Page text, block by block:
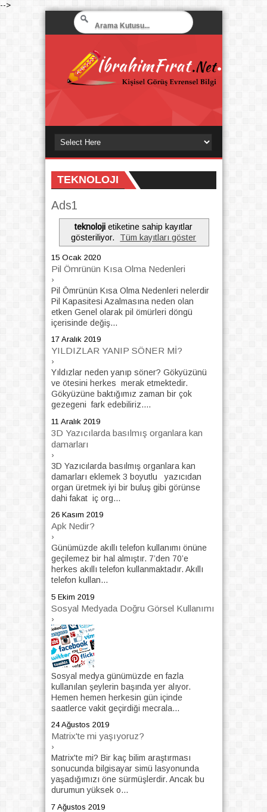
-->
TEKNOLOJI
Ads1
teknolojietiketine sahip kayıtlar
gösteriliyor.
Tüm kayıtları göster
15 Ocak 2020
Pil Ömrünün Kısa Olma Nedenleri
›
Pil Ömrünün Kısa Olma Nedenleri nelerdir
Pil Kapasitesi Azalmasına neden olan
etken Genel olarak pil ömürleri döngü
içerisinde değiş...
17 Aralık 2019
YILDIZLAR YANIP SÖNER Mİ?
›
Yıldızlar neden yanıp söner? Gökyüzünü
ve ötesini herkes merak etmektedir.
Gökyüzüne baktığımız zaman bir çok
gezegeni fark edebiliriz....
11 Aralık 2019
3D Yazıcılarda basılmış organlara kan
damarları
›
3D Yazıcılarda basılmış organlara kan
damarları eklemek 3 boyutlu yazıcıdan
organ üretmek iyi bir buluş gibi görünse
dahi fakat iç org...
26 Kasım 2019
Apk Nedir?
›
Günümüzde akıllı telefon kullanımı önüne
geçilemez bir hal almıştır. 7’den 70’e
herkes akıllı telefon kullanmaktadır. Akıllı
telefon kullan...
5 Ekim 2019
Sosyal Medyada Doğru Görsel Kullanımı
›
Sosyal medya günümüzde en fazla
kullanılan şeylerin başında yer alıyor.
Hemen hemen herkesin gün içinde
saatlerce vakit geçirdiği mecrala...
24 Ağustos 2019
Matrix'te mi yaşıyoruz?
›
Matrix'te mi? Bir kaç bilim araştırması
sonucunda bilgisayar simü lasyonunda
yaşadığımızı öne sürmüşlerdir. Ancak bu
durumun yüksek o...
7 Ağustos 2019